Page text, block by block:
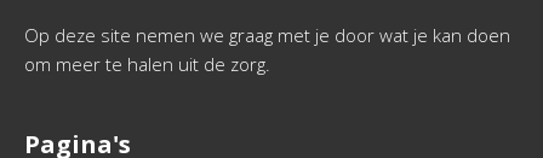
Op deze site nemen we graag met je door wat je kan doen
om meer te halen uit de zorg.
Pagina's